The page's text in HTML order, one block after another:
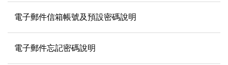
電子郵件信箱帳號及預設密碼說明
電子郵件忘記密碼說明